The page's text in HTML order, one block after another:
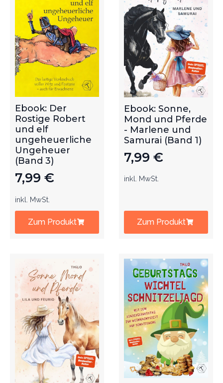
Ebook: Der
Rostige Robert
und elf
ungeheuerliche
Ungeheuer
(Band 3)
7,99 €
inkl. MwSt.
Zum Produkt
Ebook: Sonne,
Mond und Pferde
- Marlene und
Samurai (Band 1)
7,99 €
inkl. MwSt.
Zum Produkt